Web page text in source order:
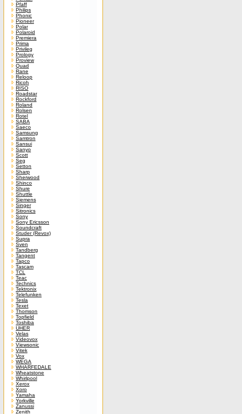
Pfaff
Philips
Phonic
Pioneer
Polar
Polaroid
Premiera
Prima
Privileg
Prology
Proview
Quad
Rane
Reloop
Ricoh
RISO
Roadstar
Rockford
Roland
Rolsen
Rotel
SABA
Saeco
Samsung
Samtron
Sansui
Sanyo
Scott
Seg
Setton
Sharp
Sherwood
Shinco
Shure
Shuttle
Siemens
Singer
Sitronics
Sony
Sony Ericsson
Soundcraft
Studer (Revox)
Supra
Sven
Tandberg
Tangent
Tapco
Tascam
TCL
Teac
Technics
Tektronix
Telefunken
Tesla
Texet
Thomson
Topfield
Toshiba
UHER
Velas
Videovox
Viewsonic
Vitek
Vox
WEGA
WHARFEDALE
Wheatstone
Whirlpool
Xerox
Xoro
Yamaha
Yorkville
Zanussi
Zenith